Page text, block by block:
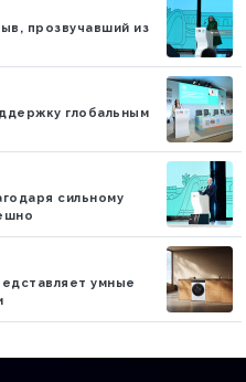
прозвучавший из
глобальным
сильному
умные